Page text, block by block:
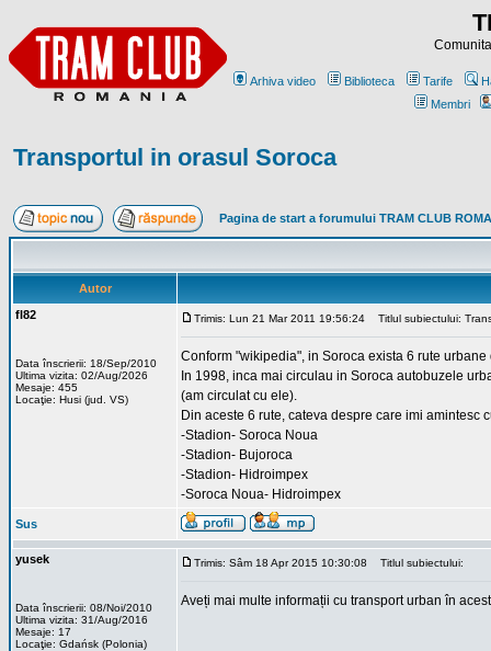
Arhiva video Biblioteca Tarife
Membri
Transportul in orasul Soroca
Pagina de start a forumului TRAM CLUB
Autor
fl82
Data înscrierii: 18/Sep/2010
Ultima vizita: 02/Aug/2026
Mesaje: 455
Locaţie: Husi (jud. VS)
Trimis: Lun 21 Mar 2011 19:56:24 Titlul subiectului:
Conform "wikipedia", in Soroca exista 6 rute
In 1998, inca mai circulau in Soroca autobuzele
(am circulat cu ele).
Din aceste 6 rute, cateva despre care imi amintesc
-Stadion- Soroca Noua
-Stadion- Bujoroca
-Stadion- Hidroimpex
-Soroca Noua- Hidroimpex
Sus
yusek
Data înscrierii: 08/Noi/2010
Ultima vizita: 31/Aug/2016
Mesaje: 17
Locaţie: Gdańsk (Polonia)
Trimis: Sâm 18 Apr 2015 10:30:08 Titlul subiectului:
Aveți mai multe informații cu transport urban în